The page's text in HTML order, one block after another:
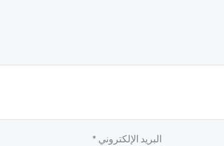
البريد الإلكتروني *